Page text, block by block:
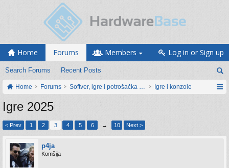
Home Forums
Search Forums Recent Posts
Members Log in or Sign up
Home Forums Softver, igre i potrošačka elektronikaIgre i konzole
Igre 2025
< Prev 1 2 3 4 5 6 → 10 Next >
p4ja
Komšija